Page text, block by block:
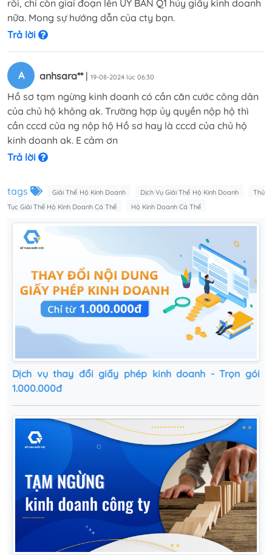
rồi, chỉ còn giai đoạn lên ỦY BAN Q1 hủy giấy kinh doanh
nữa. Mong sự hướng dẫn của cty bạn.
Trả lời
A anhsara**| 19-08-2024 lúc 06:30
Hồ sơ tạm ngừng kinh doanh có cần căn cước công dân
của chủ hộ không ak. Trường hợp ủy quyền nộp hộ thì
cần cccd của ng nộp hộ Hồ sơ hay là cccd của chủ hộ
kinh doanh ak. E cảm ơn
Trả lời
tags Giải Thể Hộ Kinh Doanh Dịch Vụ Giải Thể Hộ Kinh Doanh
Thủ
Tục Giải Thể Hộ Kinh Doanh Cá Thể
Hộ Kinh Doanh Cá Thể
Dịch vụ thay đổi giấy phép kinh doanh - Trọn gói
1.000.000đ